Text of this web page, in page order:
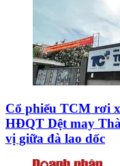
Cổ phiếu TCM rơi
HĐQT Dệt may
vị giữa đà lao dốc